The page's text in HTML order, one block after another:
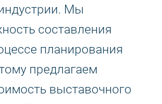
Мы
составления
планирования
предлагаем
выставочного